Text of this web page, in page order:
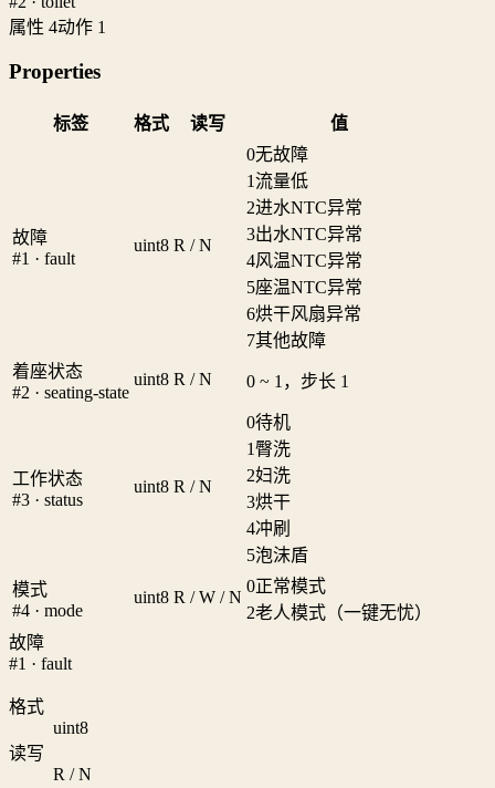
属性 4动作 1
Properties
标签 格式 读写 值
故障
#1 · fault
uint8 R / N
0无故障
1流量低
2进水NTC异常
3出水NTC异常
4风温NTC异常
5座温NTC异常
6烘干风扇异常
7其他故障
着座状态
#2 · seating-state
uint8 R / N 0 ~ 1，步长 1
工作状态
#3 · status
uint8 R / N
0待机
1臀洗
2妇洗
3烘干
4冲刷
5泡沫盾
模式
#4 · mode
uint8 R / W / N
0正常模式
2老人模式（一键无忧）
故障
#1 · fault
格式
uint8
读写
R / N